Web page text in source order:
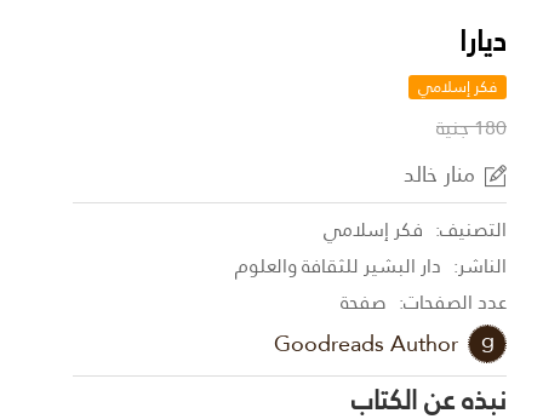
ديارا
فكر إسلامي
180 جنية
منار خالد
التصنيف: فكر إسلامي
الناشر: دار البشير للثقافة والعلوم
عدد الصفحات: صفحة
Goodreads Author
نبذه عن الكتاب